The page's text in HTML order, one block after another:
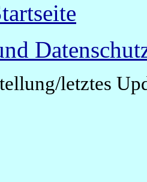
letztes